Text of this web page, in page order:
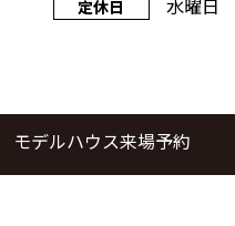
定休日 水曜日
モデルハウス来場予約